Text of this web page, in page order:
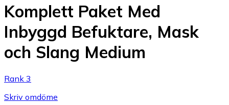
Komplett Paket Med
Inbyggd Befuktare, Mask
och Slang Medium
Rank 3
Skriv omdöme